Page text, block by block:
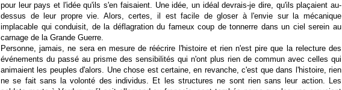
pour leur pays et l'idée qu'ils s'en faisaient. Une idée, un idéal devrais-je dire, qu'ils plaçaient au-
dessus de leur propre vie. Alors, certes, il est facile de gloser à l'envie sur la mécanique
implacable qui conduisit, de la déflagration du fameux coup de tonnerre dans un ciel serein au
carnage de la Grande Guerre.
Personne, jamais, ne sera en mesure de réécrire l'histoire et rien n'est pire que la relecture des
événements du passé au prisme des sensibilités qui n'ont plus rien de commun avec celles qui
animaient les peuples d'alors. Une chose est certaine, en revanche, c'est que dans l'histoire, rien
ne se fait sans la volonté des individus. Et les structures ne sont rien sans leur action. Les